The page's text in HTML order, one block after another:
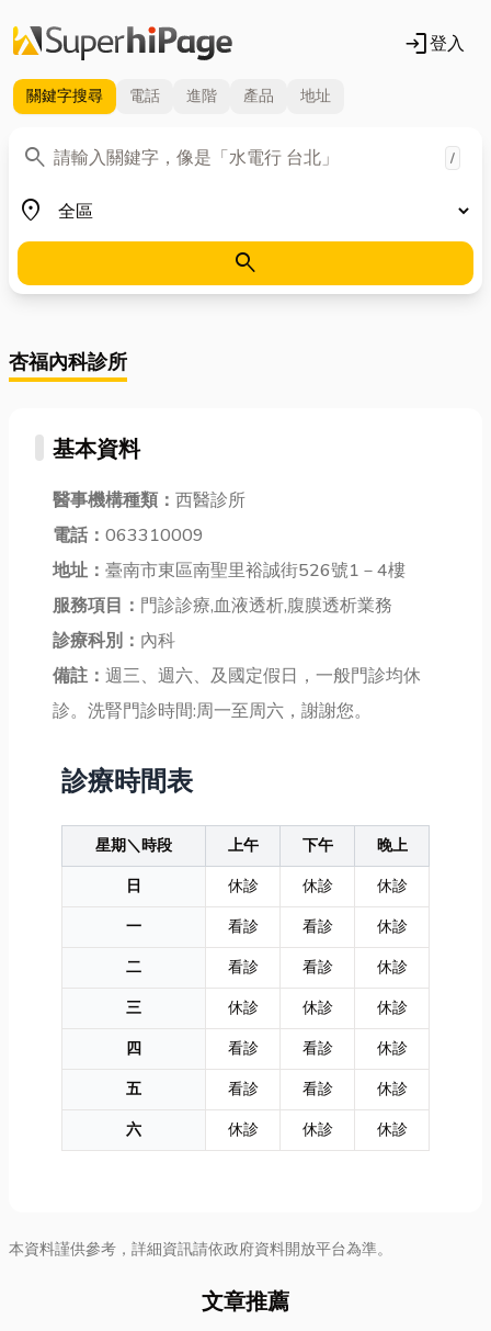
login登入
關鍵字搜尋 電話 進階 產品 地址
search
關鍵字 /
place
地區
search
杏福內科診所
基本資料
醫事機構種類： 西醫診所
電話： 063310009
地址： 臺南市東區南聖里裕誠街526號1－4樓
服務項目： 門診診療,血液透析,腹膜透析業務
診療科別： 內科
備註： 週三、週六、及國定假日，一般門診均休
診。洗腎門診時間:周一至周六，謝謝您。
診療時間表
星期＼時段 上午 下午
晚上
日
休診 休診
休診
一
看診 看診
休診
二
看診 看診
休診
三
休診 休診
休診
四
看診 看診
休診
五
看診 看診
休診
六
休診 休診 休診
本資料謹供參考，詳細資訊請依政府資料開放平台為準。
文章推薦